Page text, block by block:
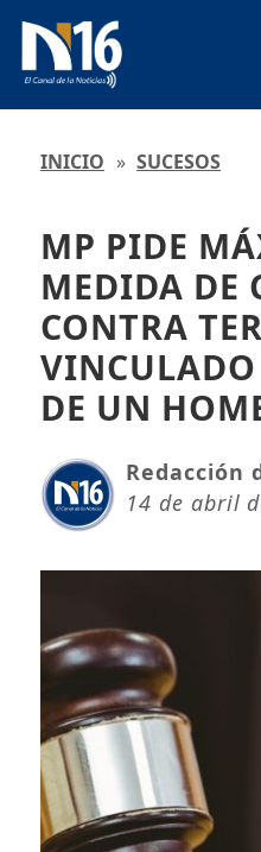
INICIO » SUCESOS
MP PIDE
MEDIDA DE
CONTRA
DE UN
Redacción
14 de abril